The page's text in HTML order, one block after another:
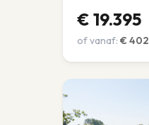
€ 19.395
of vanaf: € 402